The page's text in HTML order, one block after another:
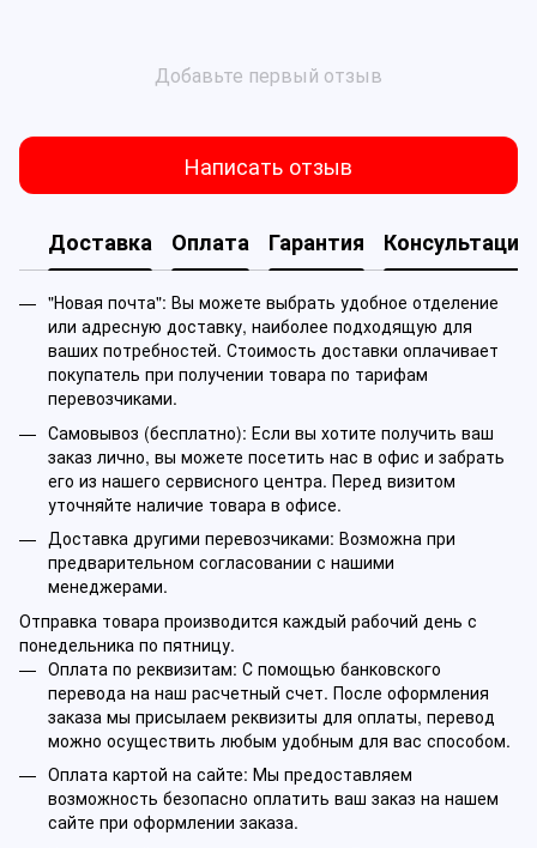
Добавьте первый отзыв
Написать отзыв
Доставка Оплата Гарантия Консультация
"Новая почта": Вы можете выбрать удобное отделение
или адресную доставку, наиболее подходящую для
ваших потребностей. Стоимость доставки оплачивает
покупатель при получении товара по тарифам
перевозчиками.
Самовывоз (бесплатно): Если вы хотите получить ваш
заказ лично, вы можете посетить нас в офис и забрать
его из нашего сервисного центра. Перед визитом
уточняйте наличие товара в офисе.
Доставка другими перевозчиками: Возможна при
предварительном согласовании с нашими
менеджерами.
Отправка товара производится каждый рабочий день с
понедельника по пятницу.
Оплата по реквизитам: С помощью банковского
перевода на наш расчетный счет. После оформления
заказа мы присылаем реквизиты для оплаты, перевод
можно осуществить любым удобным для вас способом.
Оплата картой на сайте: Мы предоставляем
возможность безопасно оплатить ваш заказ на нашем
сайте при оформлении заказа.